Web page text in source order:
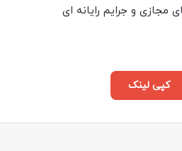
مجازی و جرایم رایانه ای
کپی لینک